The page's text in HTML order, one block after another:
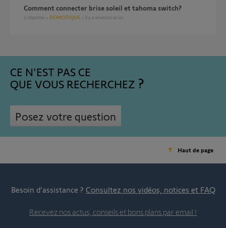
comment connecter brise soleil et tahoma switch?
1 réponse DOMOTIQUE il y a environ un an
CE N'EST PAS CE
QUE VOUS RECHERCHEZ
Posez votre question
Haut de page
Besoin d’assistance ? Consultez nos vidéos, notices et FAQ
Recevez nos actus, conseils et bons plans par email !